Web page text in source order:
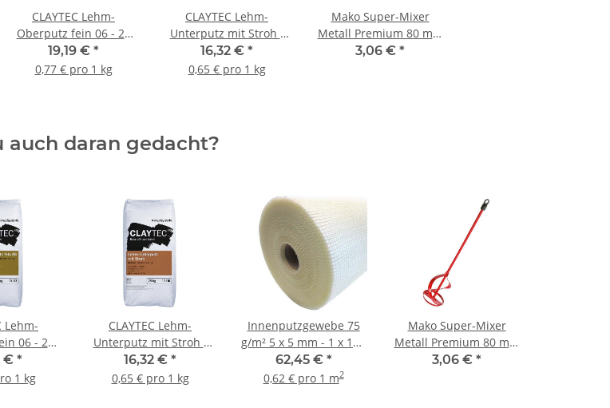
CLAYTEC Lehm-
Oberputz fein 06 - 25
kg Sack
19,19 € *
0,77 € pro 1 kg
CLAYTEC Lehm-
Unterputz mit Stroh -
25 kg Sack
16,32 € *
0,65 € pro 1 kg
Mako Super-Mixer
Metall Premium 80 mm
- 1 Stück
3,06 € *
auch daran gedacht?
Lehm-
06 - 25
€ *
1 kg
CLAYTEC Lehm-
Unterputz mit Stroh -
25 kg Sack
16,32 € *
0,65 € pro 1 kg
Innenputzgewebe 75
g/m² 5 x 5 mm - 1 x 100
m Rolle
62,45 € *
0,62 € pro 1 m2
Mako Super-Mixer
Metall Premium 80 mm
- 1 Stück
3,06 € *